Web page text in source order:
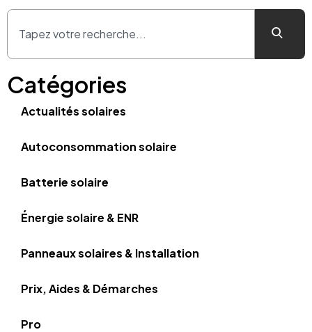
Catégories
Actualités solaires
Autoconsommation solaire
Batterie solaire
Énergie solaire & ENR
Panneaux solaires & Installation
Prix, Aides & Démarches
Pro